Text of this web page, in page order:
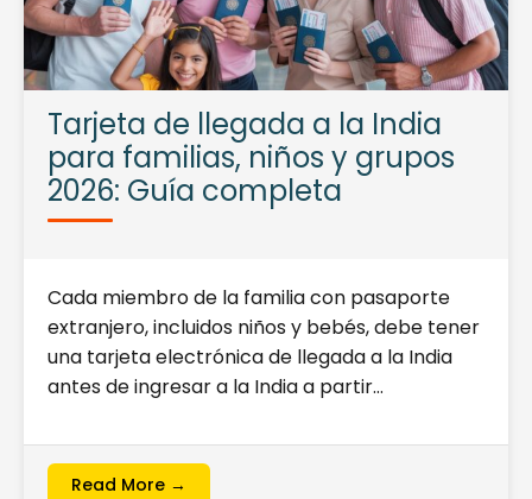
Tarjeta de llegada a la India
para familias, niños y grupos
2026: Guía completa
Cada miembro de la familia con pasaporte
extranjero, incluidos niños y bebés, debe tener
una tarjeta electrónica de llegada a la India
antes de ingresar a la India a partir…
Read More →